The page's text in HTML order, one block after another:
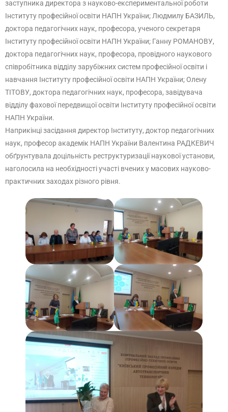
заступника директора з науково-експериментальної роботи
Інституту професійної освіти НАПН України; Людмилу БАЗИЛЬ,
доктора педагогічних наук, професора, ученого секретаря
Інституту професійної освіти НАПН України; Ганну РОМАНОВУ,
доктора педагогічних наук, професора, провідного наукового
співробітника відділу зарубіжних систем професійної освіти і
навчання Інституту професійної освіти НАПН України; Олену
ТІТОВУ, доктора педагогічних наук, професора, завідувача
відділу фахової передвищої освіти Інституту професійної освіти
НАПН України.
Наприкінці засідання директор Інституту, доктор педагогічних
наук, професор академік НАПН України Валентина РАДКЕВИЧ
обґрунтувала доцільність реструктуризації наукової установи,
наголосила на необхідності участі вчених у масових науково-
практичних заходах різного рівня.